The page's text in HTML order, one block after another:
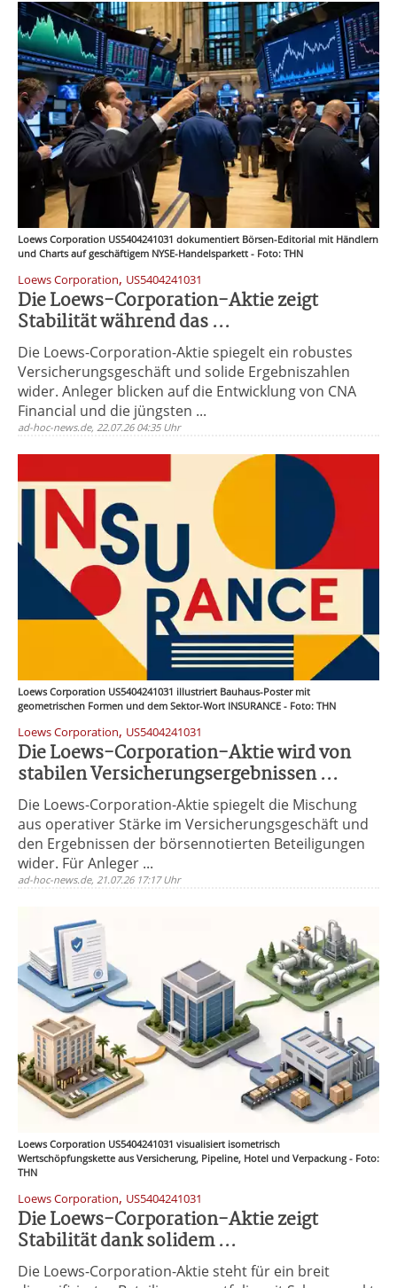
Loews Corporation US5404241031 dokumentiert Börsen-Editorial mit Händlern
und Charts auf geschäftigem NYSE-Handelsparkett - Foto: THN
Loews Corporation, US5404241031
Die Loews-Corporation-Aktie zeigt
Stabilität während das ...
Die Loews-Corporation-Aktie spiegelt ein robustes
Versicherungsgeschäft und solide Ergebniszahlen
wider. Anleger blicken auf die Entwicklung von CNA
Financial und die jüngsten ...
ad-hoc-news.de, 22.07.26 04:35 Uhr
Loews Corporation US5404241031 illustriert Bauhaus-Poster mit
geometrischen Formen und dem Sektor-Wort INSURANCE - Foto: THN
Loews Corporation, US5404241031
Die Loews-Corporation-Aktie wird von
stabilen Versicherungsergebnissen ...
Die Loews-Corporation-Aktie spiegelt die Mischung
aus operativer Stärke im Versicherungsgeschäft und
den Ergebnissen der börsennotierten Beteiligungen
wider. Für Anleger ...
ad-hoc-news.de, 21.07.26 17:17 Uhr
Loews Corporation US5404241031 visualisiert isometrisch
Wertschöpfungskette aus Versicherung, Pipeline, Hotel und Verpackung - Foto:
THN
Loews Corporation, US5404241031
Die Loews-Corporation-Aktie zeigt
Stabilität dank solidem ...
Die Loews-Corporation-Aktie steht für ein breit